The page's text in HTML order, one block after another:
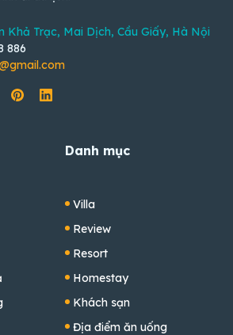
Khả Trạc, Mai Dịch, Cầu Giấy, Hà Nội
886
Danh mục
Villa
Review
Resort
Homestay
Khách sạn
Địa điểm ăn uống